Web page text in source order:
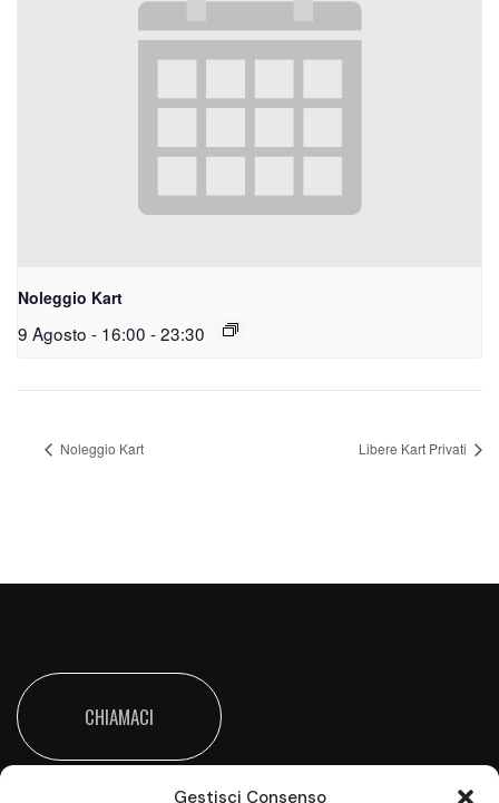
Gestisci Consenso
Noleggio Kart
9 Agosto - 16:00 -23:30
Noleggio Kart Libere Kart Privati
CHIAMACI